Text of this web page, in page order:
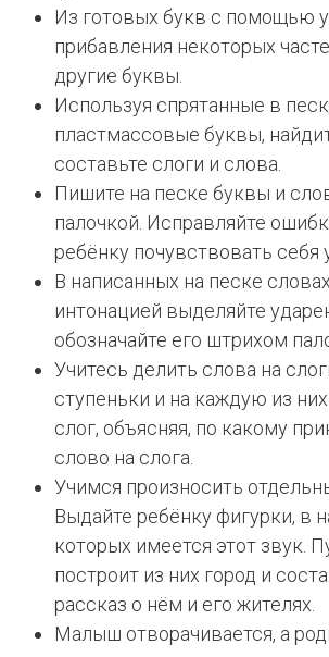
Из готовых букв с помощью
прибавления некоторых
другие буквы.
Используя спрятанные в
пластмассовые буквы,
составьте слоги и слова.
Пишите на песке буквы и
палочкой. Исправляйте
ребёнку почувствовать себя
В написанных на песке
интонацией выделяйте
обозначайте его штрихом
Учитесь делить слова на
ступеньки и на каждую из
слог, объясняя, по какому
слово на слога.
Учимся произносить
Выдайте ребёнку фигурки, в
которых имеется этот звук.
построит из них город и
рассказ о нём и его жителях.
Малыш отворачивается, а